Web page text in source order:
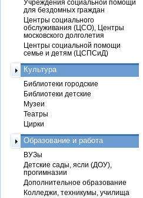
Учреждения социальной помощи
для бездомных граждан
Центры социального
обслуживания (ЦСО), Центры
московского долголетия
Центры социальной помощи
семье и детям (ЦСПСиД)
Культура
Библиотеки городские
Библиотеки детские
Музеи
Театры
Цирки
Образование и работа
ВУЗы
Детские сады, ясли (ДОУ),
прогимназии
Дополнительное образование
Колледжи, техникумы, училища